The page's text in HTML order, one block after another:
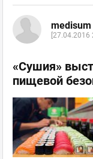
medisum
[27.04.2016
«Сушия»
пищевой